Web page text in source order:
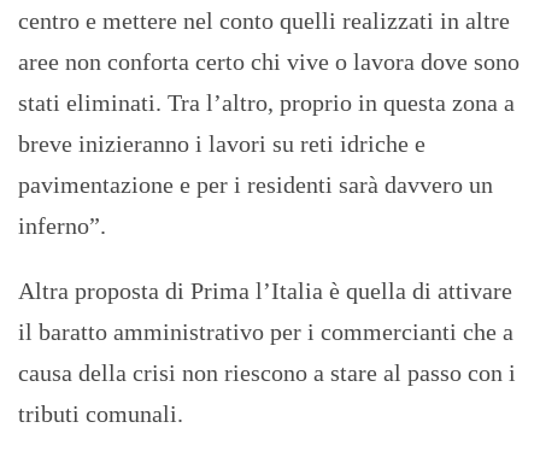
centro e mettere nel conto quelli realizzati in altre
aree non conforta certo chi vive o lavora dove sono
stati eliminati. Tra l’altro, proprio in questa zona a
breve inizieranno i lavori su reti idriche e
pavimentazione e per i residenti sarà davvero un
inferno”.
Altra proposta di Prima l’Italia è quella di attivare
il baratto amministrativo per i commercianti che a
causa della crisi non riescono a stare al passo con i
tributi comunali.